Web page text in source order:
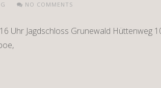
NO COMMENTS
Uhr Jagdschloss Grunewald Hüttenweg